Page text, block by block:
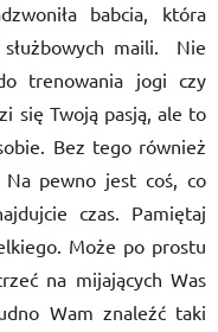
babcia, która
maili. Nie
trenowania jogi czy
się Twoją pasją, ale to
Bez tego również
pewno jest coś, co
czas. Pamiętaj
Może po prostu
na mijających Was
Wam znaleźć taki